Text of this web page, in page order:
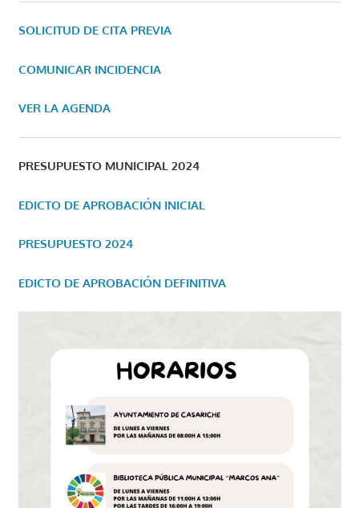
SOLICITUD DE CITA PREVIA
COMUNICAR INCIDENCIA
VER LA AGENDA
PRESUPUESTO MUNICIPAL 2024
EDICTO DE APROBACIÓN INICIAL
PRESUPUESTO 2024
EDICTO DE APROBACIÓN DEFINITIVA